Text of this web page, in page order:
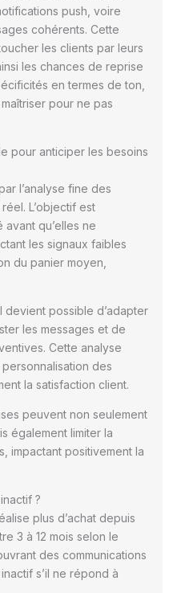
push, voire
cohérents. Cette
les clients par leurs
les chances de reprise
en termes de ton,
pour ne pas
pour anticiper les besoins
l’analyse fine des
L’objectif est
avant qu’elles ne
les signaux faibles
du panier moyen,
possible d’adapter
les messages et de
Cette analyse
des
la satisfaction client.
peuvent non seulement
également limiter la
impactant positivement la
?
plus d’achat depuis
3 à 12 mois selon le
des communications
s’il ne répond à